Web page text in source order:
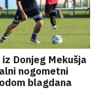
Donjeg Mekušja
nogometni
blagdana